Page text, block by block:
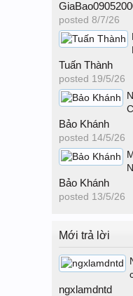
posted 8/7/26
Tuấn Thành
posted 19/5/26
Bảo Khánh
posted 14/5/26
Bảo Khánh
posted 13/5/26
Mới trả lời
ngxlamdntd